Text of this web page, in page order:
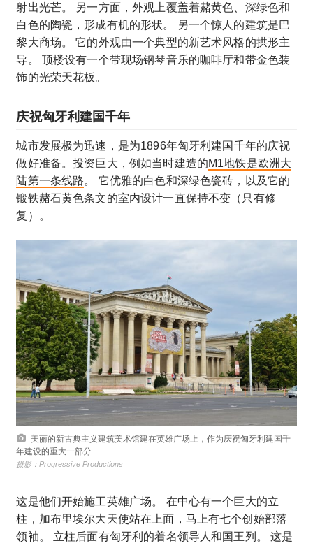
射出光芒。 另一方面，外观上覆盖着赭黄色、深绿色和
白色的陶瓷，形成有机的形状。 另一个惊人的建筑是巴
黎大商场。 它的外观由一个典型的新艺术风格的拱形主
导。 顶楼设有一个带现场钢琴音乐的咖啡厅和带金色装
饰的光荣天花板。
庆祝匈牙利建国千年
城市发展极为迅速，是为1896年匈牙利建国千年的庆祝
做好准备。投资巨大，例如当时建造的M1地铁是欧洲大
陆第一条线路。 它优雅的白色和深绿色瓷砖，以及它的
锻铁赭石黄色条文的室内设计一直保持不变（只有修
复）。
美丽的新古典主义建筑美术馆建在英雄广场上，作为庆祝匈牙利建国千
年建设的重大一部分
摄影：Progressive Productions
这是他们开始施工英雄广场。 在中心有一个巨大的立
柱，加布里埃尔大天使站在上面，马上有七个创始部落
领袖。 立柱后面有匈牙利的着名领导人和国王列。 这是